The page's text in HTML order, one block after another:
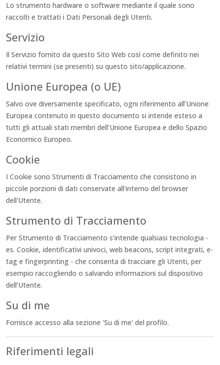
Lo strumento hardware o software mediante il quale sono
raccolti e trattati i Dati Personali degli Utenti.
Servizio
Il Servizio fornito da questo Sito Web così come definito nei
relativi termini (se presenti) su questo sito/applicazione.
Unione Europea (o UE)
Salvo ove diversamente specificato, ogni riferimento all’Unione
Europea contenuto in questo documento si intende esteso a
tutti gli attuali stati membri dell’Unione Europea e dello Spazio
Economico Europeo.
Cookie
I Cookie sono Strumenti di Tracciamento che consistono in
piccole porzioni di dati conservate all'interno del browser
dell'Utente.
Strumento di Tracciamento
Per Strumento di Tracciamento s’intende qualsiasi tecnologia -
es. Cookie, identificativi univoci, web beacons, script integrati, e-
tag e fingerprinting - che consenta di tracciare gli Utenti, per
esempio raccogliendo o salvando informazioni sul dispositivo
dell’Utente.
Su di me
Fornisce accesso alla sezione 'Su di me' del profilo.
Riferimenti legali